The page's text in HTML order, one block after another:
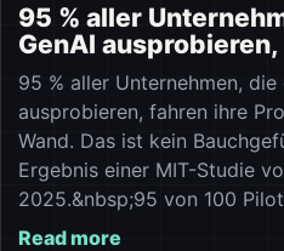
95 % aller
GenAI
95 % aller Unternehmen,
ausprobieren, fahren ihre
Wand. Das ist kein
Ergebnis einer MIT-Studie
2025.&nbsp;95 von 100
Read more